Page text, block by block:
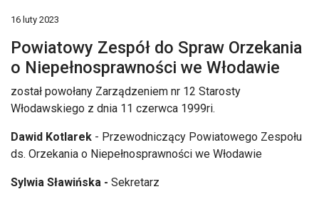
16 luty 2023
Powiatowy Zespół do Spraw Orzekania
o Niepełnosprawności we Włodawie
został powołany Zarządzeniem nr 12 Starosty
Włodawskiego z dnia 11 czerwca 1999ri.
Dawid Kotlarek - Przewodniczący Powiatowego Zespołu
ds. Orzekania o Niepełnosprawności we Włodawie
Sylwia Sławińska - Sekretarz